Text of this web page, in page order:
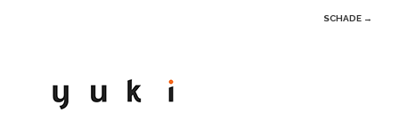
SCHADE →